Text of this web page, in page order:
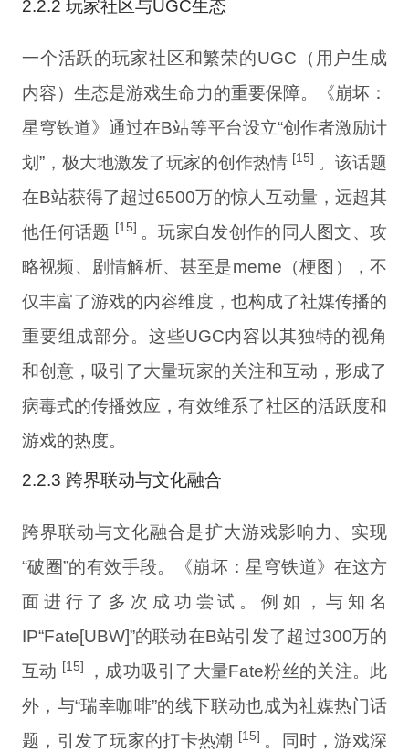
2.2.2 玩家社区与UGC生态
一个活跃的玩家社区和繁荣的UGC（用户生成
内容）生态是游戏生命力的重要保障。《崩坏：
星穹铁道》通过在B站等平台设立“创作者激励计
划”，极大地激发了玩家的创作热情 [15] 。该话题
在B站获得了超过6500万的惊人互动量，远超其
他任何话题 [15] 。玩家自发创作的同人图文、攻
略视频、剧情解析、甚至是meme（梗图），不
仅丰富了游戏的内容维度，也构成了社媒传播的
重要组成部分。这些UGC内容以其独特的视角
和创意，吸引了大量玩家的关注和互动，形成了
病毒式的传播效应，有效维系了社区的活跃度和
游戏的热度。
2.2.3 跨界联动与文化融合
跨界联动与文化融合是扩大游戏影响力、实现
“破圈”的有效手段。《崩坏：星穹铁道》在这方
面进行了多次成功尝试。例如，与知名
IP“Fate[UBW]”的联动在B站引发了超过300万的
互动 [15]
，成功吸引了大量Fate粉丝的关注。此
外，与“瑞幸咖啡”的线下联动也成为社媒热门话
题，引发了玩家的打卡热潮 [15] 。同时，游戏深